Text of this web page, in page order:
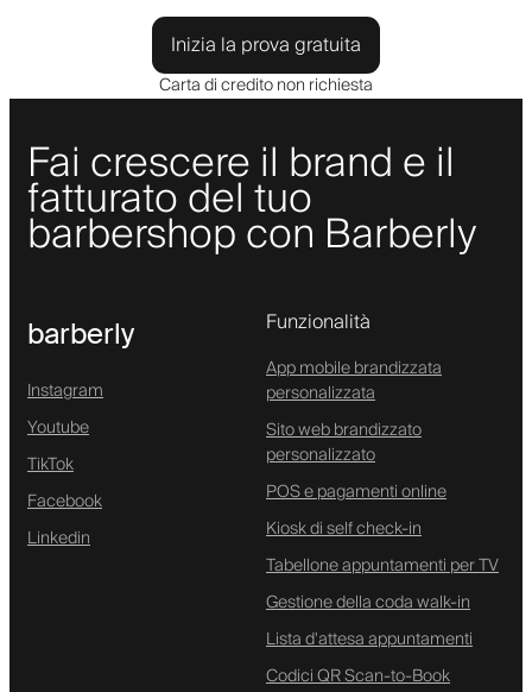
Inizia la prova gratuita
Carta di credito non richiesta
Fai crescere il brand e il
fatturato del tuo
barbershop con Barberly
barberly
Instagram
Youtube
TikTok
Facebook
Linkedin
Funzionalità
App mobile brandizzata
personalizzata
Sito web brandizzato
personalizzato
POS e pagamenti online
Kiosk di self check-in
Tabellone appuntamenti per TV
Gestione della coda walk-in
Lista d'attesa appuntamenti
Codici QR Scan-to-Book